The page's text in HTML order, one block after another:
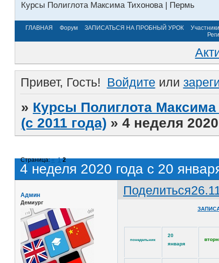
Курсы Полиглота Максима Тихонова | Пермь
ГЛАВНАЯ Форум ЗАПИСАТЬСЯ НА ПРОБНЫЙ УРОК
Участники
Привет, Гость! Войдите или
» Курсы Полиглота
(с 2011 года) »4 неделя
4 неделя 2020 года с 20
Страница:« 1 2
Поделиться
Админ
Демиург
понедельник
20
января